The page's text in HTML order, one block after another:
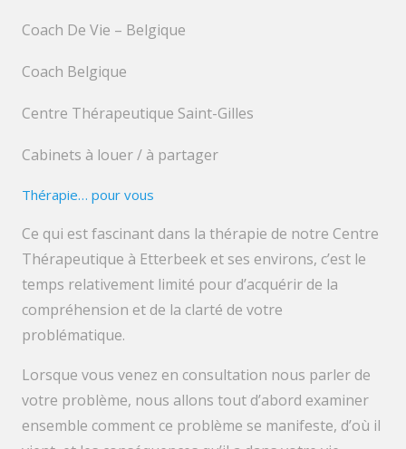
Coach De Vie – Belgique
Coach Belgique
Centre Thérapeutique Saint-Gilles
Cabinets à louer / à partager
Thérapie… pour vous
Ce qui est fascinant dans la thérapie de notre Centre
Thérapeutique à Etterbeek et ses environs, c’est le
temps relativement limité pour d’acquérir de la
compréhension et de la clarté de votre
problématique.
Lorsque vous venez en consultation nous parler de
votre problème, nous allons tout d’abord examiner
ensemble comment ce problème se manifeste, d’où il